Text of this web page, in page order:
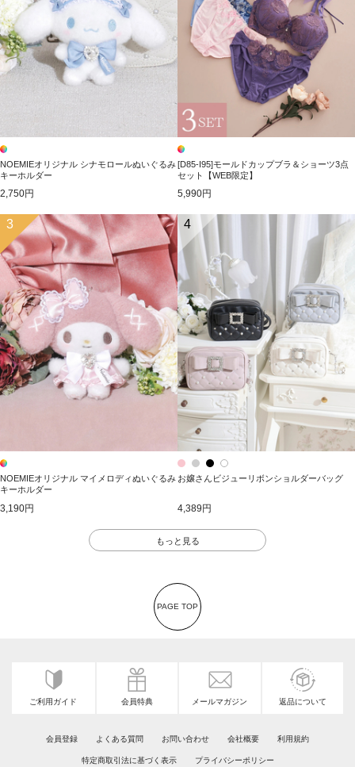
NOEMIEオリジナル シナモロールぬいぐるみ
キーホルダー
2,750円
[D85-I95]モールドカップブラ＆ショーツ3点
セット【WEB限定】
5,990円
3
NOEMIEオリジナル マイメロディぬいぐるみ
キーホルダー
3,190円
4
お嬢さんビジューリボンショルダーバッグ
4,389円
もっと見る
PAGE TOP
ご利用ガイド 会員特典 メールマガジン 返品について
会員登録 よくある質問 お問い合わせ 会社概要 利用規約
特定商取引法に基づく表示 プライバシーポリシー